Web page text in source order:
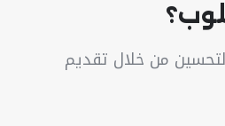
من خلال تقديم